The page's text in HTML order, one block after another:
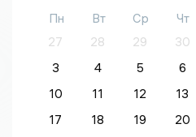
Пн Вт Ср Чт
27
28 29 30
3
4 5 6
10
11 12 13
17
18 19 20